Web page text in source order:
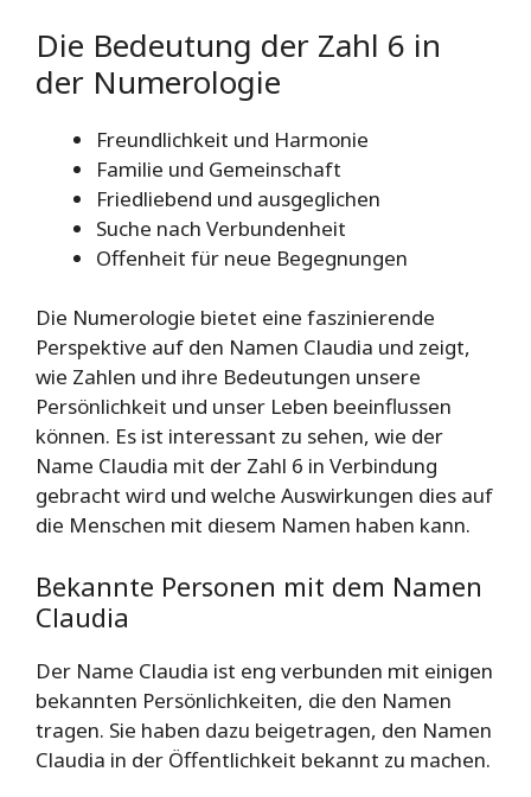
Die Bedeutung der Zahl 6 in
der Numerologie
Freundlichkeit und Harmonie
Familie und Gemeinschaft
Friedliebend und ausgeglichen
Suche nach Verbundenheit
Offenheit für neue Begegnungen
Die Numerologie bietet eine faszinierende
Perspektive auf den Namen Claudia und zeigt,
wie Zahlen und ihre Bedeutungen unsere
Persönlichkeit und unser Leben beeinflussen
können. Es ist interessant zu sehen, wie der
Name Claudia mit der Zahl 6 in Verbindung
gebracht wird und welche Auswirkungen dies auf
die Menschen mit diesem Namen haben kann.
Bekannte Personen mit dem Namen
Claudia
Der Name Claudia ist eng verbunden mit einigen
bekannten Persönlichkeiten, die den Namen
tragen. Sie haben dazu beigetragen, den Namen
Claudia in der Öffentlichkeit bekannt zu machen.